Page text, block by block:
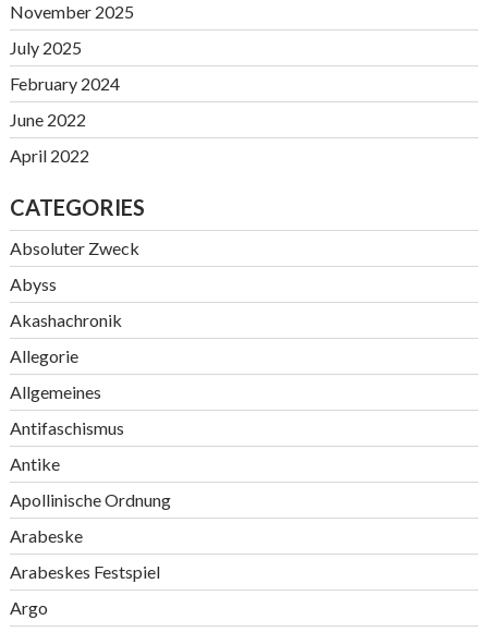
November 2025
July 2025
February 2024
June 2022
April 2022
CATEGORIES
Absoluter Zweck
Abyss
Akashachronik
Allegorie
Allgemeines
Antifaschismus
Antike
Apollinische Ordnung
Arabeske
Arabeskes Festspiel
Argo